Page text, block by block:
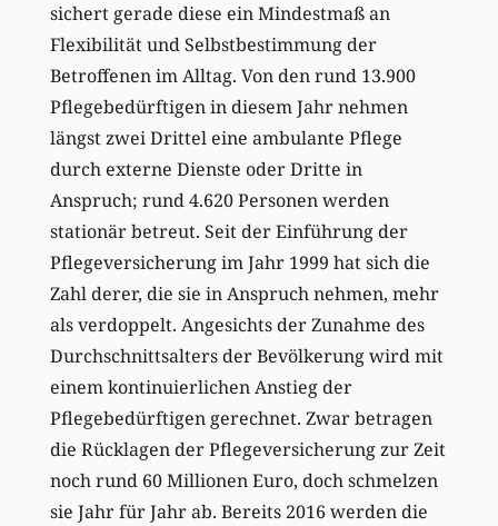
sichert gerade diese ein Mindestmaß an
Flexibilität und Selbstbestimmung der
Betroffenen im Alltag. Von den rund 13.900
Pflegebedürftigen in diesem Jahr nehmen
längst zwei Drittel eine ambulante Pflege
durch externe Dienste oder Dritte in
Anspruch; rund 4.620 Personen werden
stationär betreut. Seit der Einführung der
Pflegeversicherung im Jahr 1999 hat sich die
Zahl derer, die sie in Anspruch nehmen, mehr
als verdoppelt. Angesichts der Zunahme des
Durchschnittsalters der Bevölkerung wird mit
einem kontinuierlichen Anstieg der
Pflegebedürftigen gerechnet. Zwar betragen
die Rücklagen der Pflegeversicherung zur Zeit
noch rund 60 Millionen Euro, doch schmelzen
sie Jahr für Jahr ab. Bereits 2016 werden die